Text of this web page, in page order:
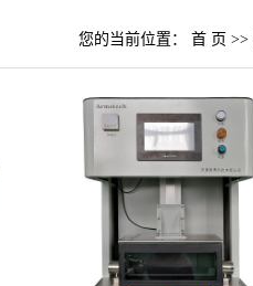
您的当前位置： 首 页 >>